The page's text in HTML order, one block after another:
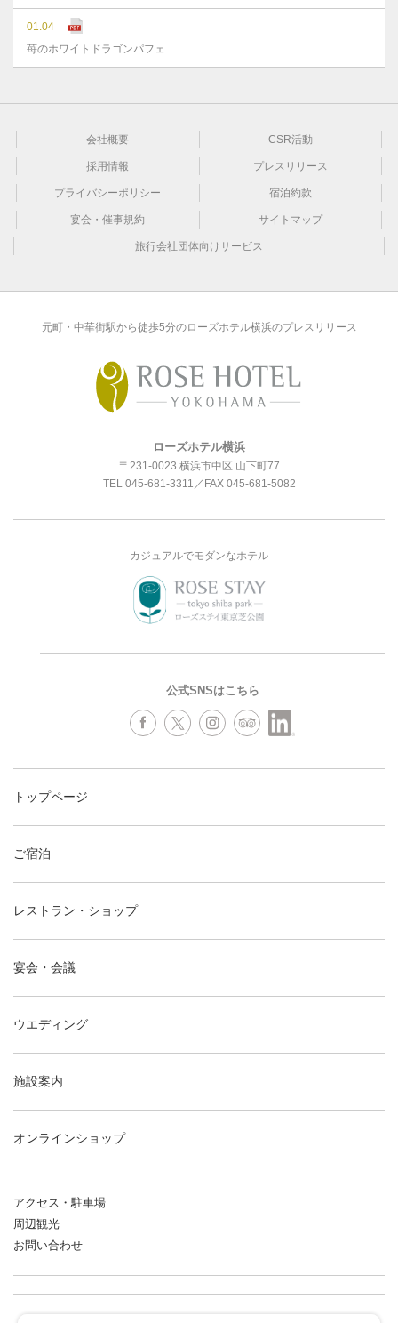
01.04
苺のホワイトドラゴンパフェ
会社概要 CSR活動
採用情報 プレスリリース
プライバシーポリシー 宿泊約款
宴会・催事規約 サイトマップ
旅行会社団体向けサービス
元町・中華街駅から徒歩5分のローズホテル横浜のプレスリリース
ローズホテル横浜
〒231-0023 横浜市中区 山下町77
TEL 045-681-3311 ／FAX 045-681-5082
カジュアルでモダンなホテル
公式SNSはこちら
トップページ
ご宿泊
レストラン・ショップ
宴会・会議
ウエディング
施設案内
オンラインショップ
アクセス・駐車場
周辺観光
お問い合わせ